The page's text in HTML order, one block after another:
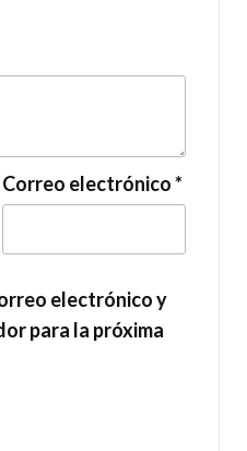
Correo electrónico*
electrónico y
para la próxima